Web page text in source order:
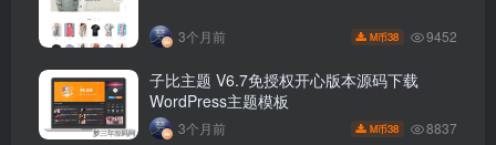
3个月前 M币38 9452
子比主题 V6.7免授权开心版本源码下载
WordPress主题模板
3个月前 M币38 8837